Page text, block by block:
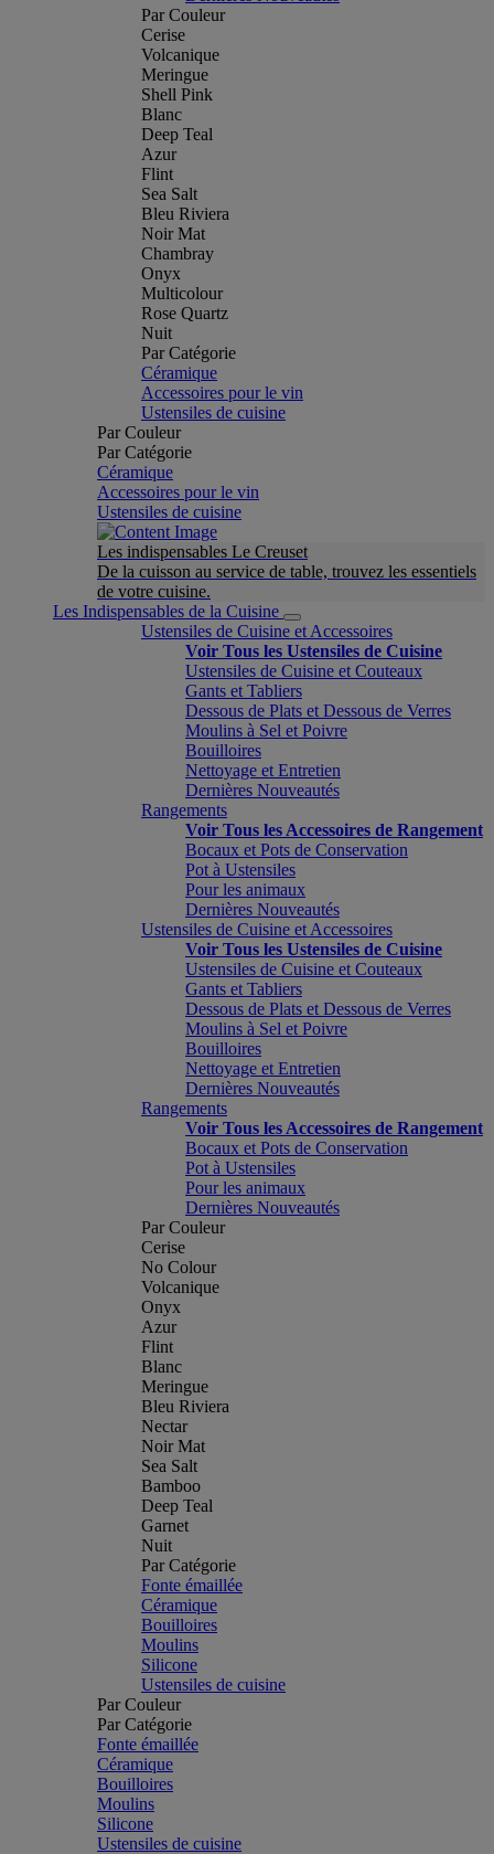
Par Couleur
Cerise
Volcanique
Meringue
Shell Pink
Blanc
Deep Teal
Azur
Flint
Sea Salt
Bleu Riviera
Noir Mat
Chambray
Onyx
Multicolour
Rose Quartz
Nuit
Par Catégorie
Céramique
Accessoires pour le vin
Ustensiles de cuisine
Par Couleur
Par Catégorie
Céramique
Accessoires pour le vin
Ustensiles de cuisine
Les indispensables Le Creuset
De la cuisson au service de table, trouvez les essentiels
de votre cuisine.
Les Indispensables de la Cuisine
Ustensiles de Cuisine et Accessoires
Voir Tous les Ustensiles de Cuisine
Ustensiles de Cuisine et Couteaux
Gants et Tabliers
Dessous de Plats et Dessous de Verres
Moulins à Sel et Poivre
Bouilloires
Nettoyage et Entretien
Dernières Nouveautés
Rangements
Voir Tous les Accessoires de Rangement
Bocaux et Pots de Conservation
Pot à Ustensiles
Pour les animaux
Dernières Nouveautés
Ustensiles de Cuisine et Accessoires
Voir Tous les Ustensiles de Cuisine
Ustensiles de Cuisine et Couteaux
Gants et Tabliers
Dessous de Plats et Dessous de Verres
Moulins à Sel et Poivre
Bouilloires
Nettoyage et Entretien
Dernières Nouveautés
Rangements
Voir Tous les Accessoires de Rangement
Bocaux et Pots de Conservation
Pot à Ustensiles
Pour les animaux
Dernières Nouveautés
Par Couleur
Cerise
No Colour
Volcanique
Onyx
Azur
Flint
Blanc
Meringue
Bleu Riviera
Nectar
Noir Mat
Sea Salt
Bamboo
Deep Teal
Garnet
Nuit
Par Catégorie
Fonte émaillée
Céramique
Bouilloires
Moulins
Silicone
Ustensiles de cuisine
Par Couleur
Par Catégorie
Fonte émaillée
Céramique
Bouilloires
Moulins
Silicone
Ustensiles de cuisine